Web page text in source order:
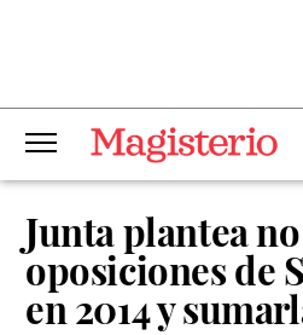
Junta plantea
oposiciones de
en 2014 y